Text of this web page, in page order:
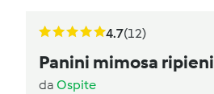
4.7(12)
Panini mimosa ripieni
da Ospite